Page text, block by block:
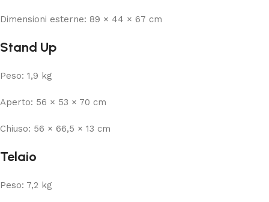
Dimensioni esterne: 89 × 44 × 67 cm
Stand Up
Peso: 1,9 kg
Aperto: 56 × 53 × 70 cm
Chiuso: 56 × 66,5 × 13 cm
Telaio
Peso: 7,2 kg